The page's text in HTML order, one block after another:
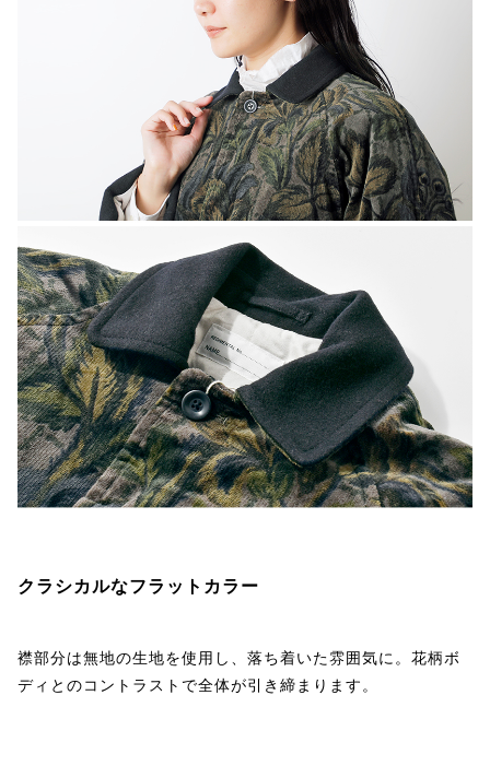
クラシカルなフラットカラー
襟部分は無地の生地を使用し、落ち着いた雰囲気に。花柄ボ
ディとのコントラストで全体が引き締まります。